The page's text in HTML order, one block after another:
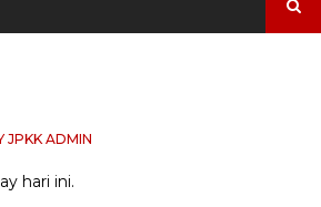
for:
JPKK ADMIN
hari ini.